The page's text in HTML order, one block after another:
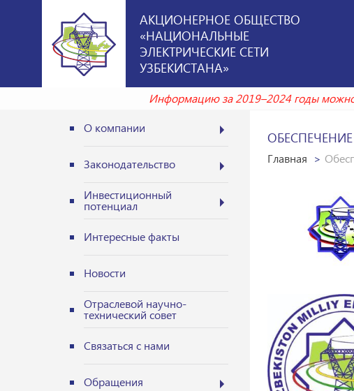
АКЦИОНЕРНОЕ ОБЩЕСТВО
«НАЦИОНАЛЬНЫЕ
ЭЛЕКТРИЧЕСКИЕ СЕТИ
УЗБЕКИСТАНА»
Информацию за 2019–2024 годы можно
О компании
Законодательство
Инвестиционный
потенциал
Интересные факты
Новости
Отраслевой научно-
технический совет
Связаться с нами
Обращения
Главная